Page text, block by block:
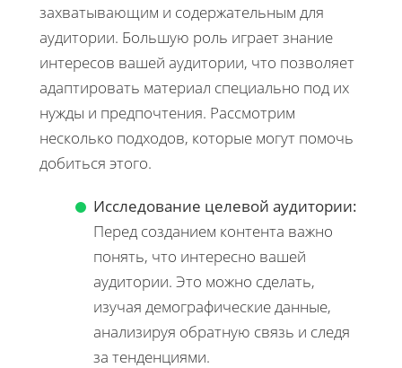
захватывающим и содержательным для
аудитории. Большую роль играет знание
интересов вашей аудитории, что позволяет
адаптировать материал специально под их
нужды и предпочтения. Рассмотрим
несколько подходов, которые могут помочь
добиться этого.
Исследование целевой аудитории:
Перед созданием контента важно
понять, что интересно вашей
аудитории. Это можно сделать,
изучая демографические данные,
анализируя обратную связь и следя
за тенденциями.